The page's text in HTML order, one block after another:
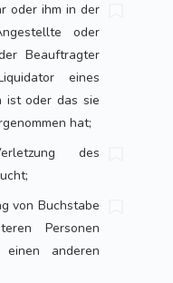
oder ihm in der
oder
Beauftragter
eines
ist oder das sie
hat;
des
von Buchstabe
Personen
anderen